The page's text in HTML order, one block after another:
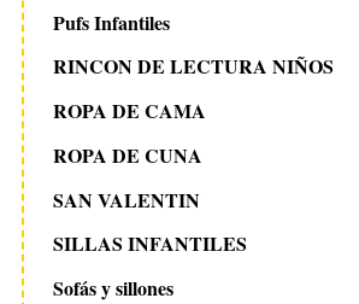
Pufs Infantiles
RINCON DE LECTURA NIÑOS
ROPA DE CAMA
ROPA DE CUNA
SAN VALENTIN
SILLAS INFANTILES
Sofás y sillones